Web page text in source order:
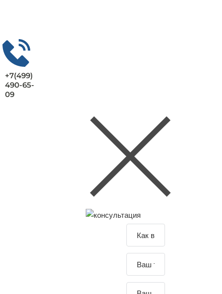
+7(499)
490-65-
09